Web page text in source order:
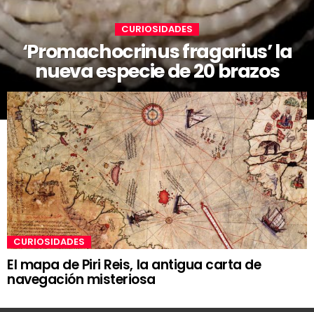
CURIOSIDADES
‘Promachocrinus fragarius’ la
nueva especie de 20 brazos
CURIOSIDADES
El mapa de Piri Reis, la antigua carta de
navegación misteriosa